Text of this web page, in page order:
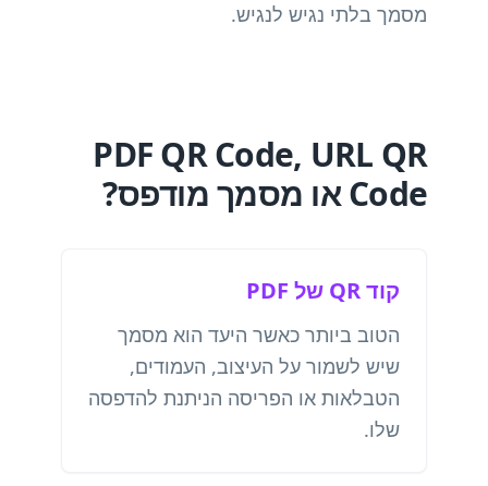
מסמך בלתי נגיש לנגיש.
PDF QR Code, URL QR
Code או מסמך מודפס?
קוד QR של PDF
הטוב ביותר כאשר היעד הוא מסמך
שיש לשמור על העיצוב, העמודים,
הטבלאות או הפריסה הניתנת להדפסה
שלו.